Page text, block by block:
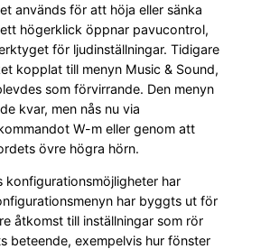
används för att höja eller sänka
högerklick öppnar pavucontrol,
för ljudinställningar. Tidigare
kopplat till menyn Music & Sound,
som förvirrande. Den menyn
kvar, men nås nu via
W-m eller genom att
övre högra hörn.
konfigurationsmöjligheter har
har byggts ut för
åtkomst till inställningar som rör
beteende, exempelvis hur fönster